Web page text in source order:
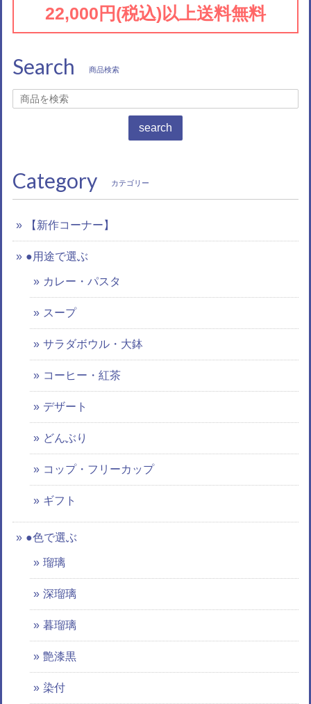
22,000円(税込)以上送料無料
Search 商品検索
search
Category カテゴリー
【新作コーナー】
●用途で選ぶ
カレー・パスタ
スープ
サラダボウル・大鉢
コーヒー・紅茶
デザート
どんぶり
コップ・フリーカップ
ギフト
●色で選ぶ
瑠璃
深瑠璃
暮瑠璃
艶漆黒
染付